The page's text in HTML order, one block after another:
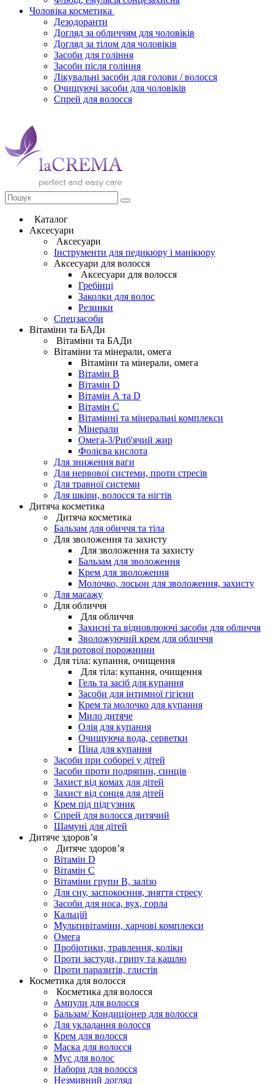
Чоловіка косметика
Дезодоранти
Догляд за обличчям для чоловіків
Догляд за тілом для чоловіків
Засоби для гоління
Засоби після гоління
Лікувальні засоби для голови / волосся
Очищуючі засоби для чоловіків
Спрей для волосся
Каталог
Аксесуари
Аксесуари
Інструменти для педикюру і манікюру
Аксесуари для волосся
Аксесуари для волосся
Гребінці
Заколки для волос
Резинки
Спецзасоби
Вітаміни та БАДи
Вітаміни та БАДи
Вітаміни та мінерали, омега
Вітаміни та мінерали, омега
Вітамін B
Вітамін D
Вітамін А та D
Вітамін С
Вітамінні та мінеральні комплекси
Мінерали
Омега-3/Риб'ячий жир
Фолієва кислота
Для зниження ваги
Для нервової системи, проти стресів
Для травної системи
Для шкіри, волосся та нігтів
Дитяча косметика
Дитяча косметика
Бальзам для обиччя та тіла
Для зволоження та захисту
Для зволоження та захисту
Бальзам для зволоження
Крем для зволоження
Молочко, лосьон для зволоження, захисту
Для масажу
Для обличчя
Для обличчя
Захисні та відновлюючі засоби для обличчя
Зволожуючий крем для обличчя
Для ротової порожнини
Для тіла: купання, очищення
Для тіла: купання, очищення
Гель та засіб для купання
Засоби для інтимної гігієни
Крем та молочко для купання
Мило дитяче
Олія для купання
Очищуюча вода, серветки
Піна для купання
Засоби при собореї у дітей
Засоби проти подряпин, синців
Захист від комах для дітей
Захист від сонця для дітей
Крем під підгузник
Спрей для волосся дитячий
Шамуні для дітей
Дитяче здоров’я
Дитяче здоров’я
Вітамін D
Вітамін С
Вітаміни групи В, залізо
Для сну, заспокоєння, зняття стресу
Засоби для носа, вух, горла
Кальцій
Мультивітаміни, харчові комплекси
Омега
Пробіотики, травлення, коліки
Проти застуди, грипу та кашлю
Проти паразитів, глистів
Косметика для волосся
Косметика для волосся
Ампули для волосся
Бальзам/ Кондиціонер для волосся
Для укладання волосся
Крем для волосся
Маска для волосся
Мус для волос
Набори для волосся
Незмивний догляд